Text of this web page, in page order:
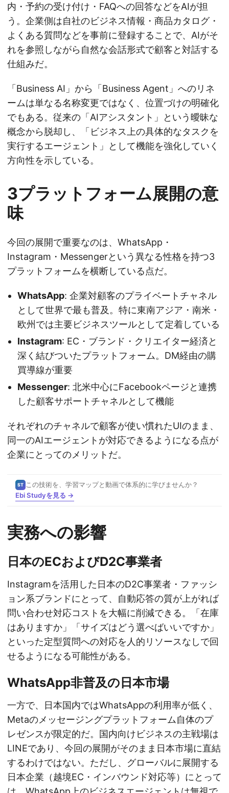
内・予約の受け付け・FAQへの回答などをAIが担
う。企業側は自社のビジネス情報・商品カタログ・
よくある質問などを事前に登録することで、AIがそ
れを参照しながら自然な会話形式で顧客と対話する
仕組みだ。
「Business AI」から「Business Agent」へのリネ
ームは単なる名称変更ではなく、位置づけの明確化
でもある。従来の「AIアシスタント」という曖昧な
概念から脱却し、「ビジネス上の具体的なタスクを
実行するエージェント」として機能を強化していく
方向性を示している。
3プラットフォーム展開の意
味
今回の展開で重要なのは、WhatsApp・
Instagram・Messengerという異なる性格を持つ3
プラットフォームを横断している点だ。
WhatsApp: 企業対顧客のプライベートチャネル
として世界で最も普及。特に東南アジア・南米・
欧州では主要ビジネスツールとして定着している
Instagram: EC・ブランド・クリエイター経済と
深く結びついたプラットフォーム。DM経由の購
買導線が重要
Messenger: 北米中心にFacebookページと連携
した顧客サポートチャネルとして機能
それぞれのチャネルで顧客が使い慣れたUIのまま、
同一のAIエージェントが対応できるようになる点が
企業にとってのメリットだ。
ST この技術を、学習マップと動画で体系的に学びませんか？
Ebi Studyを見る →
実務への影響
日本のECおよびD2C事業者
Instagramを活用した日本のD2C事業者・ファッシ
ョン系ブランドにとって、自動応答の質が上がれば
問い合わせ対応コストを大幅に削減できる。「在庫
はありますか」「サイズはどう選べばいいですか」
といった定型質問への対応を人的リソースなしで回
せるようになる可能性がある。
WhatsApp非普及の日本市場
一方で、日本国内ではWhatsAppの利用率が低く、
Metaのメッセージングプラットフォーム自体のプ
レゼンスが限定的だ。国内向けビジネスの主戦場は
LINEであり、今回の展開がそのまま日本市場に直結
するわけではない。ただし、グローバルに展開する
日本企業（越境EC・インバウンド対応等）にとって